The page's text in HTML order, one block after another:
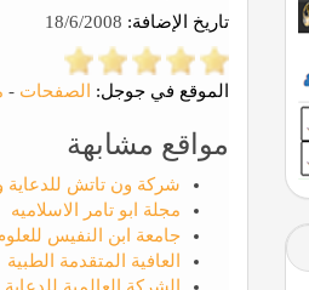
تاريخ الإضافة:
الموقع في جوجل: الصفحات -
مواقع مشابهة
شركة ون تاتش للدعاية
مجلة ابو تامر الاسلاميه
جامعة ابن النفيس
العافية المتقدمة الطبية
الشركة العالمية